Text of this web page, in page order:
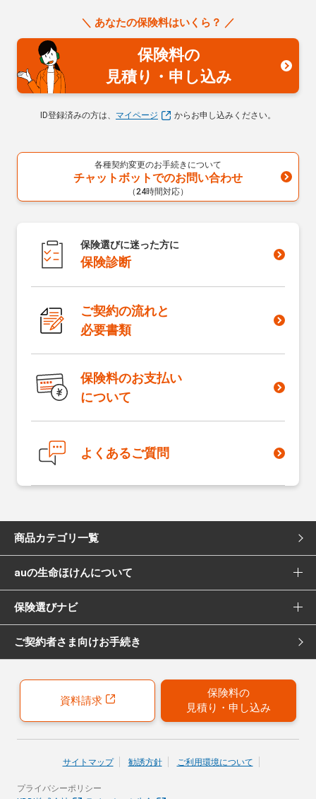
＼ あなたの保険料はいくら？ ／
保険料の
見積り・申し込み
ID登録済みの方は、 マイページ からお申し込みください。
各種契約変更のお手続きについて
チャットボットでのお問い合わせ
（24時間対応）
保険選びに迷った方に
保険診断
ご契約の流れと
必要書類
保険料のお支払い
について
よくあるご質問
商品カテゴリ一覧
死亡保険
医療保険
女性向け医療保険
がん保険
女性向けがん保険
auの生命ほけんについて
選ばれる理由
Pontaポイント還元について
保険募集代理店について
引受保険会社について
保険選びナビ
保険選びナビ トップ
保険診断
おすすめ加入例
お客さまの声
ご契約者さま向けお手続き
資料請求
保険料の
見積り・申し込み
サイトマップ 勧誘方針 ご利用環境について
プライバシーポリシー